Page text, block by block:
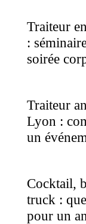
Traiteur
:
soirée
Traiteur
Lyon :
un
Cocktail,
truck :
pour un